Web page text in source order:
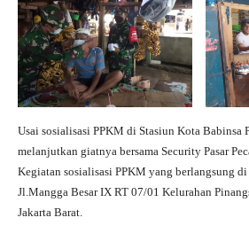
Usai sosialisasi PPKM di Stasiun Kota Babinsa
melanjutkan giatnya bersama Security Pasar
Kegiatan sosialisasi PPKM yang berlangsung di
Jl.Mangga Besar IX RT 07/01 Kelurahan
Jakarta Barat.